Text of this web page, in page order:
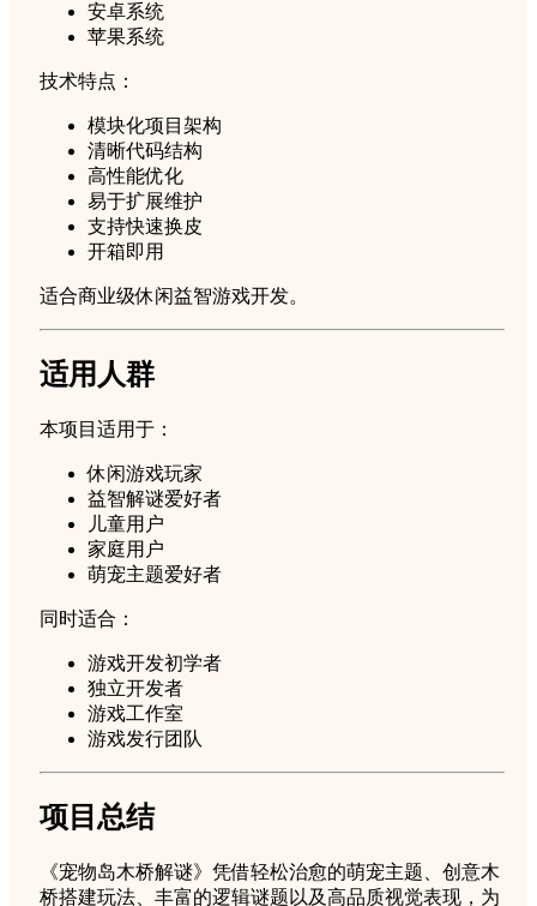
安卓系统
苹果系统
技术特点：
模块化项目架构
清晰代码结构
高性能优化
易于扩展维护
支持快速换皮
开箱即用
适合商业级休闲益智游戏开发。
适用人群
本项目适用于：
休闲游戏玩家
益智解谜爱好者
儿童用户
家庭用户
萌宠主题爱好者
同时适合：
游戏开发初学者
独立开发者
游戏工作室
游戏发行团队
项目总结
《宠物岛木桥解谜》凭借轻松治愈的萌宠主题、创意木
桥搭建玩法、丰富的逻辑谜题以及高品质视觉表现，为